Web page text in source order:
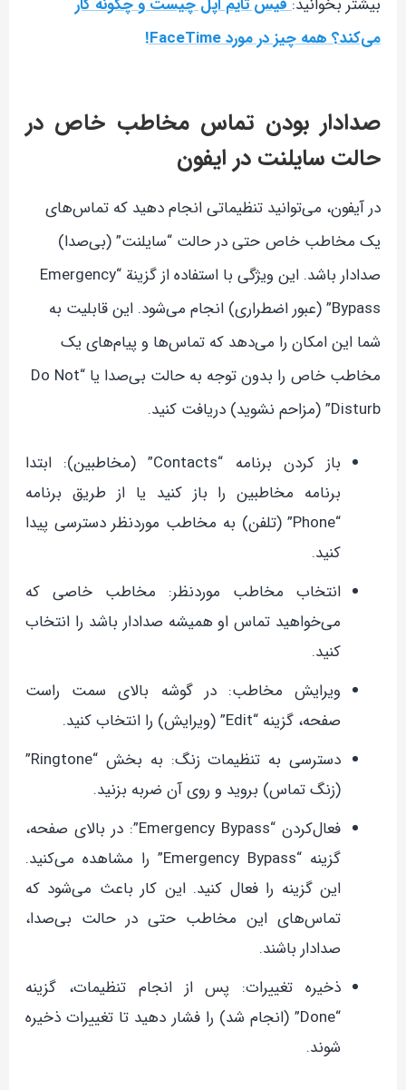
بیشتر بخوانید:فیس تایم اپل چیست و چگونه کار
می‌کند؟ همه چیز در مورد FaceTime!
صدادار بودن تماس مخاطب خاص در
حالت سایلنت در ایفون
در آیفون، می‌توانید تنظیماتی انجام دهید که تماس‌های
یک مخاطب خاص حتی در حالت “سایلنت” (بی‌صدا)
صدادار باشد. این ویژگی با استفاده از گزینة “Emergency
Bypass” (عبور اضطراری) انجام می‌شود. این قابلیت به
شما این امکان را می‌دهد که تماس‌ها و پیام‌های یک
مخاطب خاص را بدون توجه به حالت بی‌صدا یا “Do Not
Disturb” (مزاحم نشوید) دریافت کنید.
باز کردن برنامه “Contacts” (مخاطبین): ابتدا
برنامه مخاطبین را باز کنید یا از طریق برنامه
“Phone” (تلفن) به مخاطب موردنظر دسترسی پیدا
کنید.
انتخاب مخاطب موردنظر: مخاطب خاصی که
می‌خواهید تماس او همیشه صدادار باشد را انتخاب
کنید.
ویرایش مخاطب: در گوشه بالای سمت راست
صفحه، گزینه “Edit” (ویرایش) را انتخاب کنید.
دسترسی به تنظیمات زنگ: به بخش “Ringtone”
(زنگ تماس) بروید و روی آن ضربه بزنید.
فعال‌کردن “Emergency Bypass”: در بالای صفحه،
گزینه “Emergency Bypass” را مشاهده می‌کنید.
این گزینه را فعال کنید. این کار باعث می‌شود که
تماس‌های این مخاطب حتی در حالت بی‌صدا،
صدادار باشند.
ذخیره تغییرات: پس از انجام تنظیمات، گزینه
“Done” (انجام شد) را فشار دهید تا تغییرات ذخیره
شوند.